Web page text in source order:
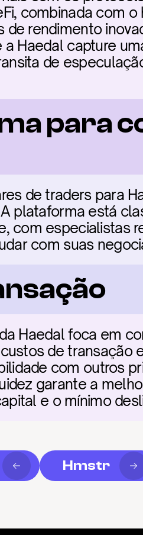
combinada com
rendimento
Haedal capture
de
para
de traders para
plataforma está
com especialistas
com suas
Haedal foca em
de transação
com outros
garante a
e o mínimo
Hmstr